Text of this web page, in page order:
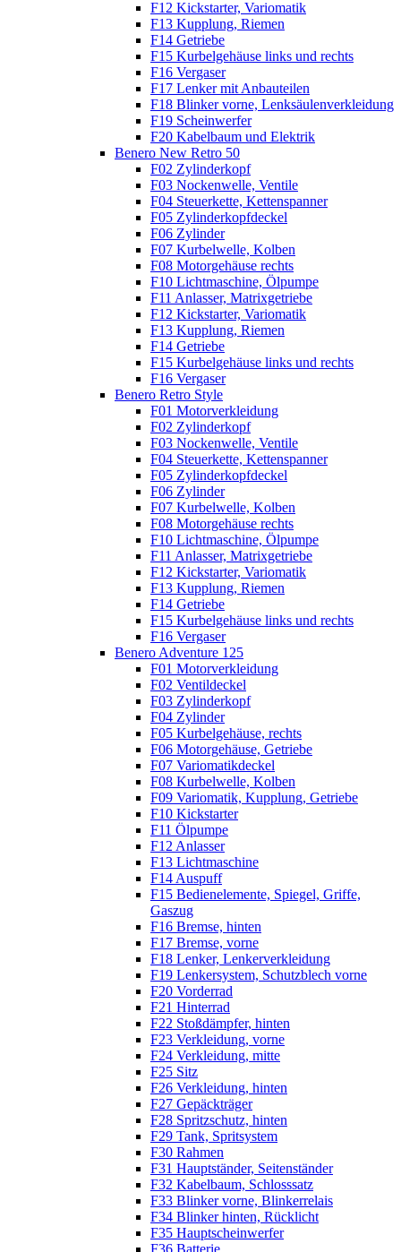
F12 Kickstarter, Variomatik
F13 Kupplung, Riemen
F14 Getriebe
F15 Kurbelgehäuse links und rechts
F16 Vergaser
F17 Lenker mit Anbauteilen
F18 Blinker vorne, Lenksäulenverkleidung
F19 Scheinwerfer
F20 Kabelbaum und Elektrik
Benero New Retro 50
F02 Zylinderkopf
F03 Nockenwelle, Ventile
F04 Steuerkette, Kettenspanner
F05 Zylinderkopfdeckel
F06 Zylinder
F07 Kurbelwelle, Kolben
F08 Motorgehäuse rechts
F10 Lichtmaschine, Ölpumpe
F11 Anlasser, Matrixgetriebe
F12 Kickstarter, Variomatik
F13 Kupplung, Riemen
F14 Getriebe
F15 Kurbelgehäuse links und rechts
F16 Vergaser
Benero Retro Style
F01 Motorverkleidung
F02 Zylinderkopf
F03 Nockenwelle, Ventile
F04 Steuerkette, Kettenspanner
F05 Zylinderkopfdeckel
F06 Zylinder
F07 Kurbelwelle, Kolben
F08 Motorgehäuse rechts
F10 Lichtmaschine, Ölpumpe
F11 Anlasser, Matrixgetriebe
F12 Kickstarter, Variomatik
F13 Kupplung, Riemen
F14 Getriebe
F15 Kurbelgehäuse links und rechts
F16 Vergaser
Benero Adventure 125
F01 Motorverkleidung
F02 Ventildeckel
F03 Zylinderkopf
F04 Zylinder
F05 Kurbelgehäuse, rechts
F06 Motorgehäuse, Getriebe
F07 Variomatikdeckel
F08 Kurbelwelle, Kolben
F09 Variomatik, Kupplung, Getriebe
F10 Kickstarter
F11 Ölpumpe
F12 Anlasser
F13 Lichtmaschine
F14 Auspuff
F15 Bedienelemente, Spiegel, Griffe,
Gaszug
F16 Bremse, hinten
F17 Bremse, vorne
F18 Lenker, Lenkerverkleidung
F19 Lenkersystem, Schutzblech vorne
F20 Vorderrad
F21 Hinterrad
F22 Stoßdämpfer, hinten
F23 Verkleidung, vorne
F24 Verkleidung, mitte
F25 Sitz
F26 Verkleidung, hinten
F27 Gepäckträger
F28 Spritzschutz, hinten
F29 Tank, Spritsystem
F30 Rahmen
F31 Hauptständer, Seitenständer
F32 Kabelbaum, Schlosssatz
F33 Blinker vorne, Blinkerrelais
F34 Blinker hinten, Rücklicht
F35 Hauptscheinwerfer
F36 Batterie